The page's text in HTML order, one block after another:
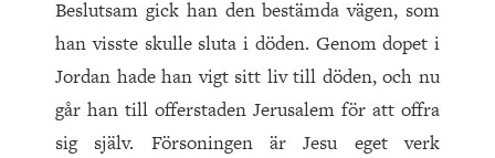
Beslutsam gick han den bestämda vägen, som
han visste skulle sluta i döden. Genom dopet i
Jordan hade han vigt sitt liv till döden, och nu
går han till offerstaden Jerusalem för att offra
sig själv. Försoningen är Jesu eget verk